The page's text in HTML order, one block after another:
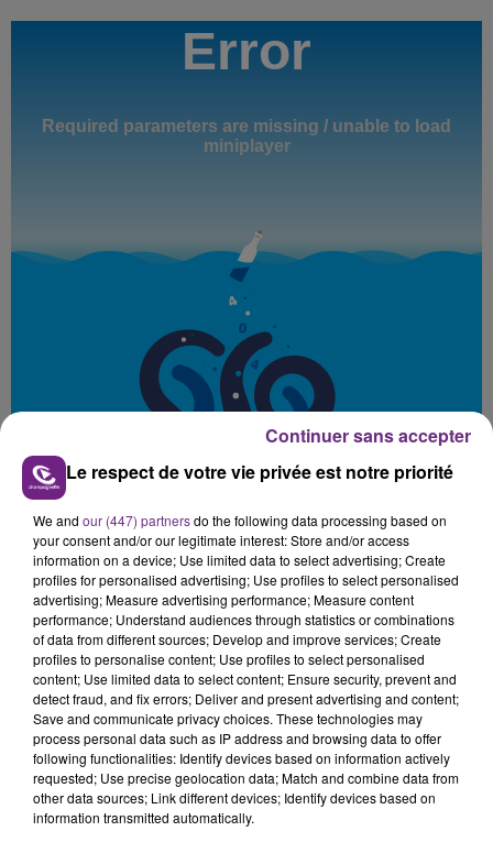
FIL D'ACTU
Le respect de votre vie privée est notre priorité
We and our (447) partnersdo the following data processing based on
your consent and/or our legitimate interest: Store and/or access
information on a device; Use limited data to select advertising; Create
profiles for personalised advertising; Use profiles to select personalised
advertising; Measure advertising performance; Measure content
performance; Understand audiences through statistics or combinations
of data from different sources; Develop and improve services; Create
profiles to personalise content; Use profiles to select personalised
content; Use limited data to select content; Ensure security, prevent and
detect fraud, and fix errors; Deliver and present advertising and content;
Save and communicate privacy choices. These technologies may
process personal data such as IP address and browsing data to offer
following functionalities: Identify devices based on information actively
requested; Use precise geolocation data; Match and combine data from
other data sources; Link different devices; Identify devices based on
information transmitted automatically.
Continuer sans accepter